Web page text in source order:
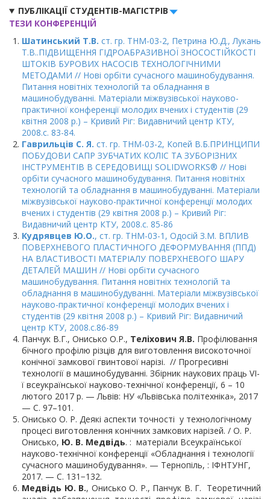
ПУБЛІКАЦІЇ СТУДЕНТІВ-МАГІСТРІВ
ТЕЗИ КОНФЕРЕНЦІЙ
Шатинський Т.В. ст. гр. ТНМ-03-2, Петрина Ю.Д., Лукань
Т.В..ПІДВИЩЕННЯ ГІДРОАБРАЗИВНОЇ ЗНОСОСТІЙКОСТІ
ШТОКІВ БУРОВИХ НАСОСІВ ТЕХНОЛОГІЧНИМИ
МЕТОДАМИ // Нові орбіти сучасного машинобудування.
Питання новітніх технологій та обладнання в
машинобудуванні. Матеріали міжвузівської науково-
практичної конференції молодих вчених і студентів (29
квітня 2008 р.) – Кривий Ріг: Видавничий центр КТУ,
2008.с. 83-84.
Гаврильців С. Я. ст. гр. ТНМ-03-2, Копей В.Б.ПРИНЦИПИ
ПОБУДОВИ САПР ЗУБЧАТИХ КОЛІС ТА ЗУБОРІЗНИХ
ІНСТРУМЕНТІВ В СЕРЕДОВИЩІ SOLIDWORKS® // Нові
орбіти сучасного машинобудування. Питання новітніх
технологій та обладнання в машинобудуванні. Матеріали
міжвузівської науково-практичної конференції молодих
вчених і студентів (29 квітня 2008 р.) – Кривий Ріг:
Видавничий центр КТУ, 2008.с. 85-86
Кудрявцев Ю.О., ст. гр. ТНМ-03-1, Одосій З.М. ВПЛИВ
ПОВЕРХНЕВОГО ПЛАСТИЧНОГО ДЕФОРМУВАННЯ (ППД)
НА ВЛАСТИВОСТІ МАТЕРІАЛУ ПОВЕРХНЕВОГО ШАРУ
ДЕТАЛЕЙ МАШИН // Нові орбіти сучасного
машинобудування. Питання новітніх технологій та
обладнання в машинобудуванні. Матеріали міжвузівської
науково-практичної конференції молодих вчених і
студентів (29 квітня 2008 р.) – Кривий Ріг: Видавничий
центр КТУ, 2008.с.86-89
Панчук В.Г., Онисько О.Р., Теліхович Я.В. Профілювання
бічного профілю різців для виготовлення високоточної
конічної замкової гвинтової нарізі. // Прогресивні
технології в машинобудуванні. Збірник наукових праць VІ-
ї всеукраїнської науково-технічної конференції, 6 – 10
лютого 2017 р. — Львів: НУ «Львівська політехніка», 2017
— С. 97–101.
Онисько О. Р. Деякі аспекти точності у технологічному
процесі виготовлення конічних замкових нарізей. / О. Р.
Онисько, Ю. В. Медвідь. : матеріали Всеукраїнської
науково-технічної конференції «Обладнання і технології
сучасного машинобудування». — Тернопіль, : ІФНТУНГ,
2017. — С. 131−132.
Медвідь Ю. В., Онисько О. Р., Панчук В. Г. Теоретичний